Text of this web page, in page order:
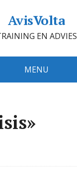
AvisVolta
EN ADVIES
MENU